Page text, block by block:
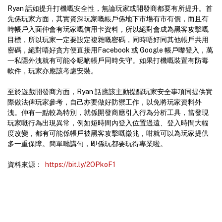
Ryan 話如提升打機嘅安全性，無論玩家或開發商都要有所提升。首
先係玩家方面，其實資深玩家嘅帳戶係地下市場有市有價，而且有
時帳戶入面仲會有玩家嘅信用卡資料，所以絕對會成為黑客攻擊嘅
目標，所以玩家一定要設定複雜嘅密碼，同時唔好同其他帳戶共用
密碼，絕對唔好貪方便直接用Facebook 或 Google 帳戶嚟登入，萬
一私隱外洩就有可能令呢啲帳戶同時失守。如果打機嘅裝置有防毒
軟件，玩家亦應該考慮安裝。
至於遊戲開發商方面，Ryan 話應該主動提醒玩家安全事項同提供實
際做法俾玩家參考，自己亦要做好防禦工作，以免將玩家資料外
洩。仲有一點較為特別，就係開發商應引入行為分析工具，當發現
玩家嘅行為出現異常，例如短時間內登入位置過遠、登入時間大幅
度改變，都有可能係帳戶被黑客攻擊嘅徵兆，咁就可以為玩家提供
多一重保障。簡單哋講句，即係玩都要玩得專業啦。
資料來源： https://bit.ly/2OPkoF1